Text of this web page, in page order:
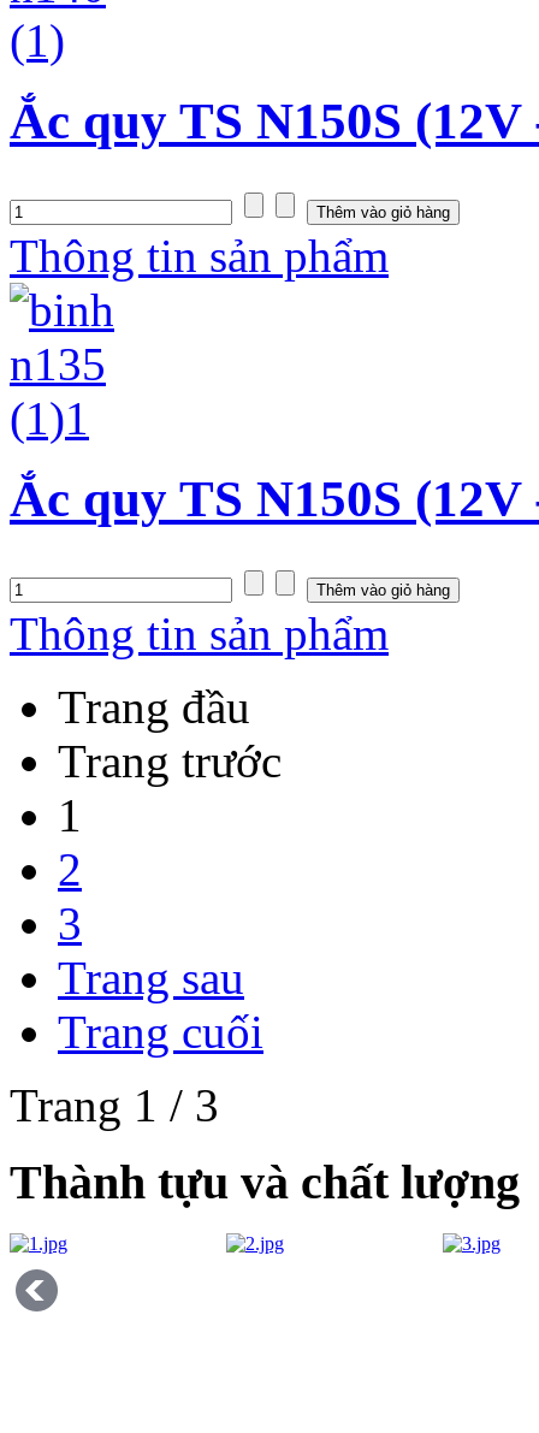
Ắc quy TS N150S (12V
Thông tin sản phẩm
Ắc quy TS N150S (12V
Thông tin sản phẩm
Trang đầu
Trang trước
1
2
3
Trang sau
Trang cuối
Trang 1 / 3
Thành tựu và chất lượng